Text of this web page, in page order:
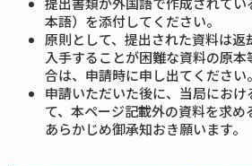
本語）を添付してください。
原則として、提出された資料は
入手することが困難な資料の原
合は、申請時に申し出てください。
申請いただいた後に、当局にお
て、本ページ記載外の資料を求め
あらかじめ御承知おき願います。